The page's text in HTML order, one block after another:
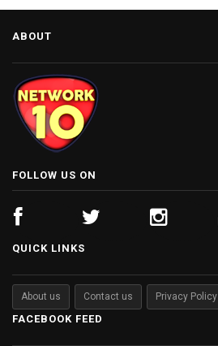
ABOUT
FOLLOW US ON
QUICK LINKS
About us Contact us Privacy Policy
FACEBOOK FEED